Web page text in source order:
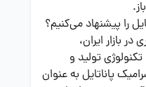
را پیشنهاد می‌کنیم؟
بازار ایران،
تولید و
پاناتایل به عنوان